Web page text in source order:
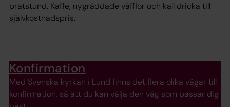
pratstund. Kaffe, nygräddade våfflor och kall dricka till
självkostnadspris.
Konfirmation
Med Svenska kyrkan i Lund finns det flera olika vägar till
konfirmation, så att du kan välja den väg som passar dig